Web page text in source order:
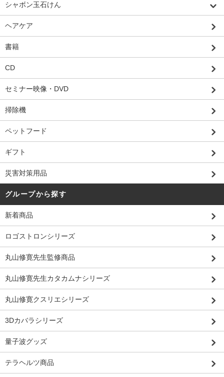
シャボン玉石けん
ヘアケア
書籍
CD
セミナー映像・DVD
掃除機
ペットフード
ギフト
災害対策用品
グループから探す
新着商品
ロゴストロンシリーズ
丸山修寛先生監修商品
丸山修寛先生カタカムナシリーズ
丸山修寛クスリエシリーズ
3Dカバラシリーズ
量子波グッズ
テラヘルツ商品